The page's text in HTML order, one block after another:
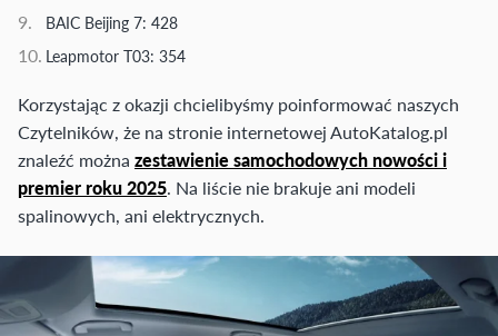
BAIC Beijing 7: 428
Leapmotor T03: 354
Korzystając z okazji chcielibyśmy poinformować naszych
Czytelników, że na stronie internetowej AutoKatalog.pl
znaleźć można zestawienie samochodowych nowości i
premier roku 2025. Na liście nie brakuje ani modeli
spalinowych, ani elektrycznych.